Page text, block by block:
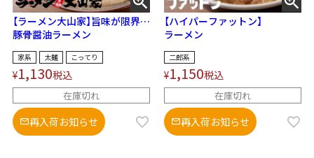
【ラーメン大山家】旨味が限界ま
で引き出された濃厚豚骨スー
豚骨醤油ラーメン
家系 太麺 こってり
¥1,130税込
在庫切れ
再入荷お知らせ
【ハイパーファットン】
ラーメン
二郎系
¥1,150税込
在庫切れ
再入荷お知らせ